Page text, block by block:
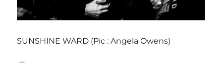
SUNSHINE WARD (Pic : Angela Owens)